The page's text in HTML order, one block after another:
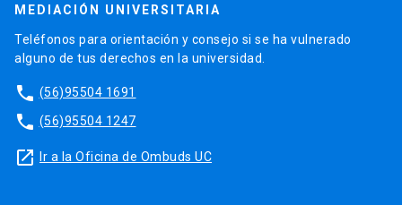
MEDIACIÓN UNIVERSITARIA
Teléfonos para orientación y consejo si se ha vulnerado
alguno de tus derechos en la universidad.
phone (56)95504 1691
phone (56)95504 1247
launch Ir a la Oficina de Ombuds UC